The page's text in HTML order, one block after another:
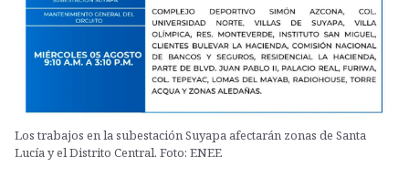
Los trabajos en la subestación Suyapa afectarán zonas de Santa
Lucía y el Distrito Central. Foto: ENEE